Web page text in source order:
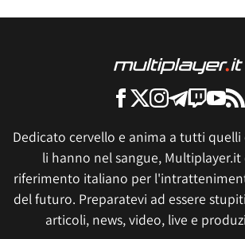
Dedicato cervello e anima a tutti
li hanno nel sangue,
riferimento italiano per
del futuro. Preparatevi ad essere
articoli, news, video, live e